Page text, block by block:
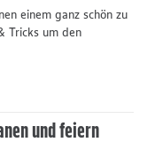
einem ganz schön zu
Tricks um den
und feiern